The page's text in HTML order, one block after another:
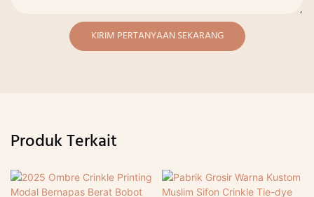
KIRIM PERTANYAAN SEKARANG
Produk Terkait